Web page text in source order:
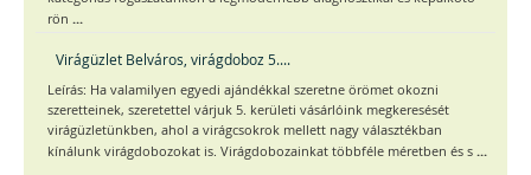
rön ...
Virágüzlet Belváros, virágdoboz 5....
Leírás: Ha valamilyen egyedi ajándékkal szeretne örömet okozni
szeretteinek, szeretettel várjuk 5. kerületi vásárlóink megkeresését
virágüzletünkben, ahol a virágcsokrok mellett nagy választékban
kínálunk virágdobozokat is. Virágdobozainkat többféle méretben és s ...